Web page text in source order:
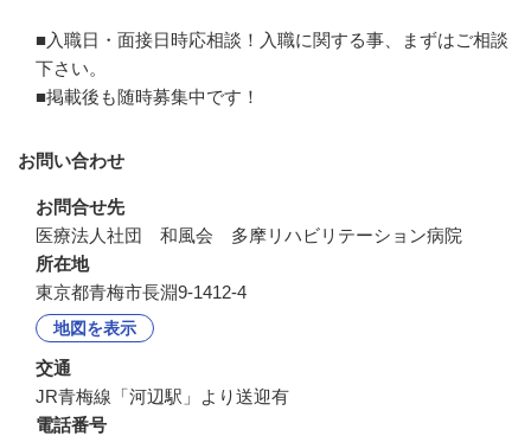
■入職日・面接日時応相談！入職に関する事、まずはご相談
下さい。
■掲載後も随時募集中です！
お問い合わせ
お問合せ先
医療法人社団　和風会　多摩リハビリテーション病院
所在地
東京都青梅市長淵9-1412-4
地図を表示
交通
JR青梅線「河辺駅」より送迎有
電話番号